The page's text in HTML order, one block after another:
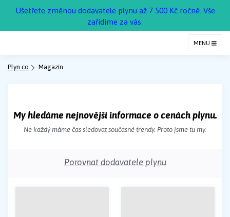
Ušetřete změnou dodavatele plynu až 7 500 Kč ročně. Vše
zařídíme za vás.
MENU
Plyn.co Magazín
My hledáme nejnovější informace o cenách plynu.
Ne každý máme čas sledovat současné trendy. Proto jsme tu my.
Porovnat dodavatele plynu